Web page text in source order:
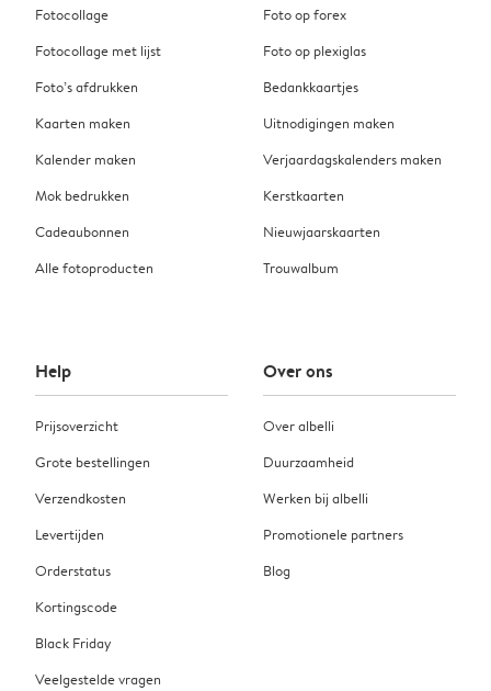
Fotocollage
Fotocollage met lijst
Foto’s afdrukken
Kaarten maken
Kalender maken
Mok bedrukken
Cadeaubonnen
Alle fotoproducten
Foto op forex
Foto op plexiglas
Bedankkaartjes
Uitnodigingen maken
Verjaardagskalenders maken
Kerstkaarten
Nieuwjaarskaarten
Trouwalbum
Help
Prijsoverzicht
Grote bestellingen
Verzendkosten
Levertijden
Orderstatus
Kortingscode
Black Friday
Veelgestelde vragen
Over ons
Over albelli
Duurzaamheid
Werken bij albelli
Promotionele partners
Blog